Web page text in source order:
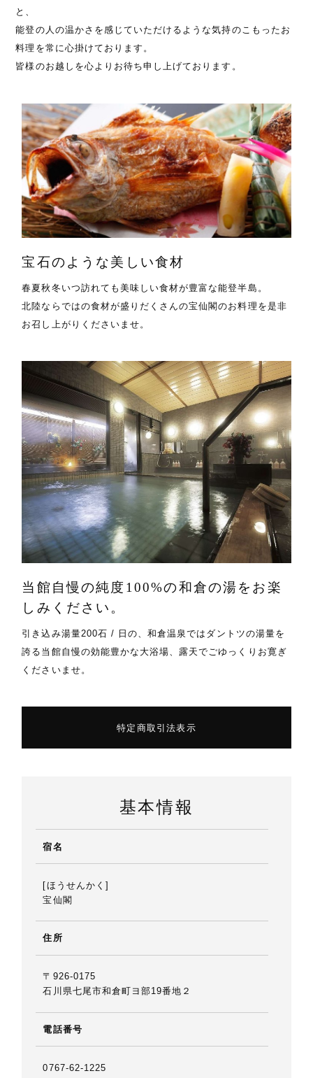
と、
能登の人の温かさを感じていただけるような気持のこもったお
料理を常に心掛けております。
皆様のお越しを心よりお待ち申し上げております。
宝石のような美しい食材
春夏秋冬いつ訪れても美味しい食材が豊富な能登半島。
北陸ならではの食材が盛りだくさんの宝仙閣のお料理を是非
お召し上がりくださいませ。
当館自慢の純度100%の和倉の湯をお楽
しみください。
引き込み湯量200石 / 日の、和倉温泉ではダントツの湯量を
誇る当館自慢の効能豊かな大浴場、露天でごゆっくりお寛ぎ
くださいませ。
特定商取引法表示
基本情報
宿名
[ほうせんかく]
宝仙閣
住所
〒926-0175
石川県七尾市和倉町ヨ部19番地２
電話番号
0767-62-1225